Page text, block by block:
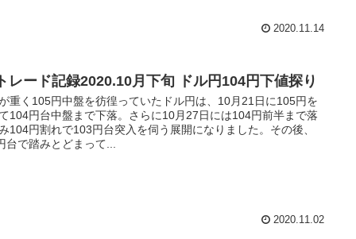
2020.11.14
レード記録2020.10月下旬 ドル円104円下値探り
重く105円中盤を彷徨っていたドル円は、10月21日に105円を
104円台中盤まで下落。さらに10月27日には104円前半まで落
104円割れで103円台突入を伺う展開になりました。その後、
台で踏みとどまって...
2020.11.02